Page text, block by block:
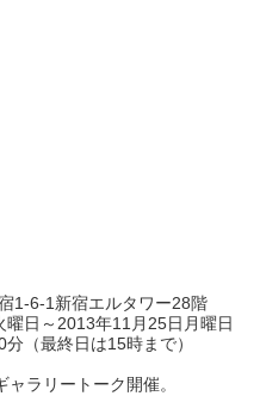
1-6-1新宿エルタワー28階
曜日～2013年11月25日月曜日
（最終日は15時まで）
ラリートーク開催。